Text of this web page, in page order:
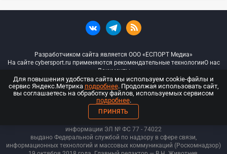
Разработчиком сайта является ООО «ЕСПОРТ Медиа»
На сайте cybersport.ru применяются рекомендательные технологииО нас
Документы
© ООО «Киберспорт.ру» — Все права защищены
18+
ООО «Киберспорт.ру». Свидетельство о регистрации средств массовой
информации ЭЛ № ФС 77 - 74022
выдано Федеральной службой по надзору в сфере связи,
информационных технологий и массовых коммуникаций (Роскомнадзор)
Для повышения удобства сайта мы используем cookie-файлы и
сервис Яндекс.Метрика подробнее. Продолжая использовать сайт,
вы соглашаетесь на обработку файлов, используемых сервисом
подробнее.
ПРИНЯТЬ